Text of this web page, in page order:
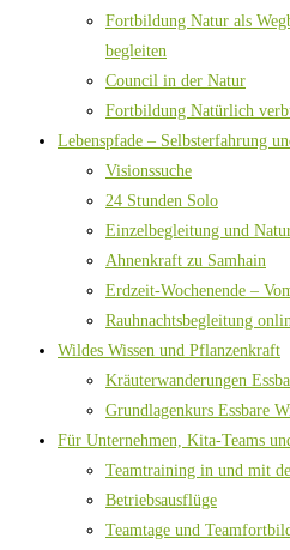
Fortbildung Natur als
begleiten
Council in der Natur
Fortbildung Natürlich
Lebenspfade – Selbsterfahrung
Visionssuche
24 Stunden Solo
Einzelbegleitung und
Ahnenkraft zu Samhain
Erdzeit-Wochenende –
Rauhnachtsbegleitung
Wildes Wissen und Pflanzenkraft
Kräuterwanderungen
Grundlagenkurs Essbare
Für Unternehmen, Kita-Teams
Teamtraining in und mit
Betriebsausflüge
Teamtage und